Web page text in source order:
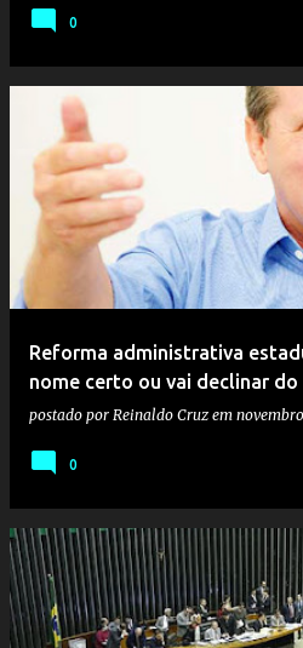
0
Reforma administrativa
nome certo ou vai declinar
postado por Reinaldo Cruz em
0